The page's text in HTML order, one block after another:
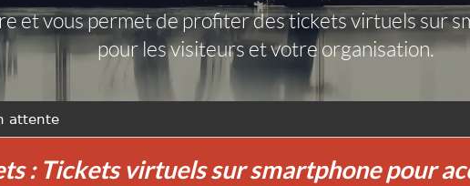
et vous permet de profiter des tickets virtuels sur
pour les visiteurs et votre organisation.
attente
: Tickets virtuels sur smartphone pour